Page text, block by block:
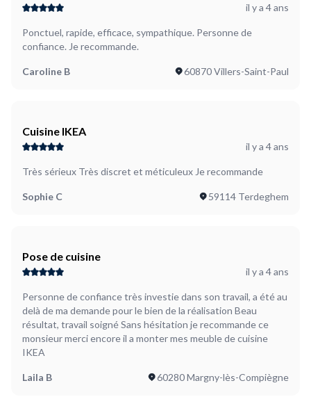
il y a 4 ans
Ponctuel, rapide, efficace, sympathique. Personne de
confiance. Je recommande.
Caroline B 60870 Villers-Saint-Paul
Cuisine IKEA
il y a 4 ans
Très sérieux Très discret et méticuleux Je recommande
Sophie C 59114 Terdeghem
Pose de cuisine
il y a 4 ans
Personne de confiance très investie dans son travail, a été au
delà de ma demande pour le bien de la réalisation Beau
résultat, travail soigné Sans hésitation je recommande ce
monsieur merci encore il a monter mes meuble de cuisine
IKEA
Laila B 60280 Margny-lès-Compiègne